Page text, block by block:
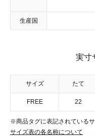
生産国
実寸
サイズ たて
FREE 22
※商品タグに表記されている
サイズ表の各名称について